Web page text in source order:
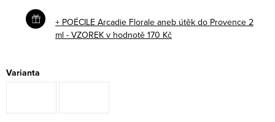
+ POÉCILE Arcadie Florale aneb útěk do Provence 2
ml - VZOREK v hodnotě 170 Kč
Varianta